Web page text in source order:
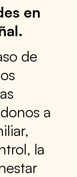
en
de
a
la